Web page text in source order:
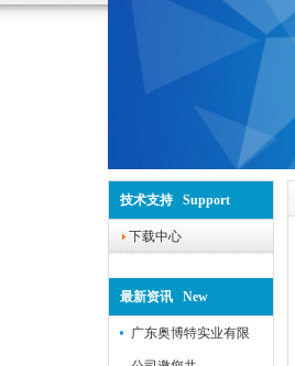
技术支持 Support
下载中心
最新资讯 New
广东奥博特实业有限